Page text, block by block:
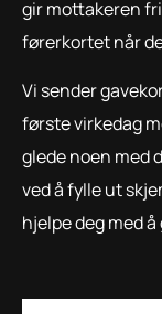
gir mottakeren
førerkortet når
Vi sender
første virkedag
glede noen med
ved å fylle ut
hjelpe deg med